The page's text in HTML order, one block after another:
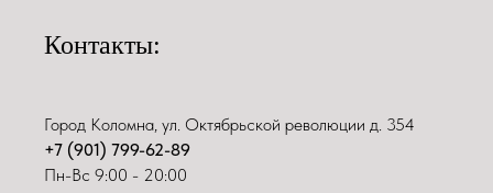
Контакты:
Город Коломна, ул. Октябрьской революции д. 354
+7 (901) 799-62-89
Пн-Вс 9:00 - 20:00